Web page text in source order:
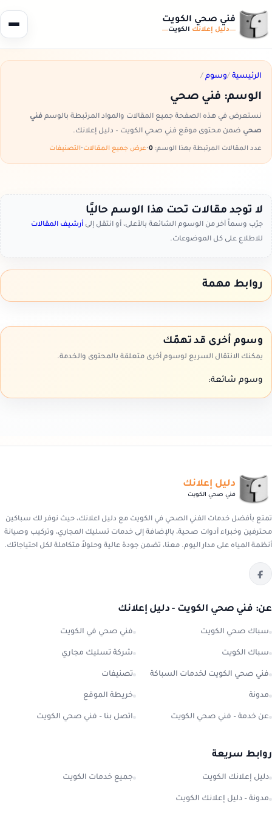
فني صحي الكويت
دليل إعلانك الكويت
الرئيسية /وسوم /
الوسم: فني صحي
نستعرض في هذه الصفحة جميع المقالات والمواد المرتبطة بالوسم فني
صحي ضمن محتوى موقع فني صحي الكويت – دليل إعلانك.
عدد المقالات المرتبطة بهذا الوسم: •عرض جميع المقالات•التصنيفات
لا توجد مقالات تحت هذا الوسم حاليًا
جرّب وسماً آخر من الوسوم الشائعة بالأعلى، أو انتقل إلى أرشيف المقالات
للاطلاع على كل الموضوعات.
روابط مهمة
وسوم أخرى قد تهمّك
يمكنك الانتقال السريع لوسوم أخرى متعلقة بالمحتوى والخدمة.
وسوم شائعة:
دليل إعلانك
فني صحي الكويت
تمتع بأفضل خدمات الفني الصحي في الكويت مع دليل اعلانك، حيث نوفر لك سباكين
محترفين وخبراء أدوات صحية، بالإضافة إلى خدمات تسليك المجاري، وتركيب وصيانة
أنظمة المياه على مدار اليوم. معنا، تضمن جودة عالية وحلولاً متكاملة لكل احتياجاتك.
عن: فني صحي الكويت - دليل إعلانك
سباك صحي الكويت فني صحي في الكويت
سباك الكويت شركة تسليك مجاري
فني صحي الكويت لخدمات السباكة تصنيفات
مدونة خريطة الموقع
عن خدمة – فني صحي الكويت اتصل بنا – فني صحي الكويت
روابط سريعة
دليل إعلانك الكويت جميع خدمات الكويت
مدونة – دليل إعلانك الكويت